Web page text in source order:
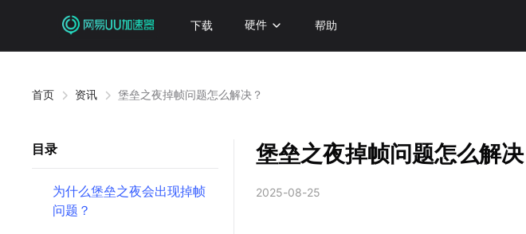
下载 硬件 帮助
首页 资讯 堡垒之夜掉帧问题怎么解决？
目录
为什么堡垒之夜会出现掉帧
问题？
堡垒之夜掉帧问题怎么解决
2025-08-25